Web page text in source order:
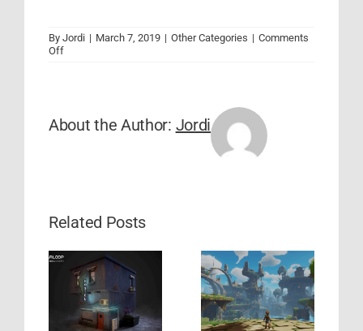
By Jordi | March 7, 2019 | Other Categories | Comments
Offon
Gamer
About the Author: Jordi
Related Posts